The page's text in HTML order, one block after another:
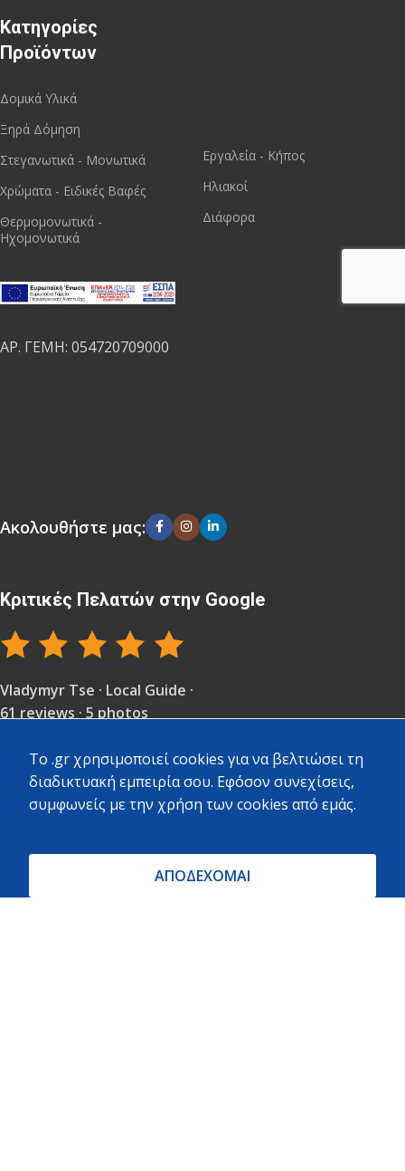
Κατηγορίες
Προϊόντων
Δομικά Υλικά
Ξηρά Δόμηση
Στεγανωτικά - Μονωτικά
Χρώματα - Ειδικές Βαφές
Θερμομονωτικά -
Ηχομονωτικά
ΑΡ. ΓΕΜΗ: 054720709000
Εργαλεία - Κήπος
Ηλιακοί
Διάφορα
Ακολουθήστε μας:
Κριτικές Πελατών στην Google
Vladymyr Tse · Local Guide ·
61 reviews · 5 photos
Επαγγελματικό μαγαζί, μοναδικό στην ακτίνα 5
χιλιομέτρων
Stelina Portesi · Local Guide ·
To .gr χρησιμοποιεί cookies για να βελτιώσει τη
διαδικτυακή εμπειρία σου. Εφόσον συνεχίσεις,
συμφωνείς με την χρήση των cookies από εμάς.
ΑΠΟΔΕΧΟΜΑΙ